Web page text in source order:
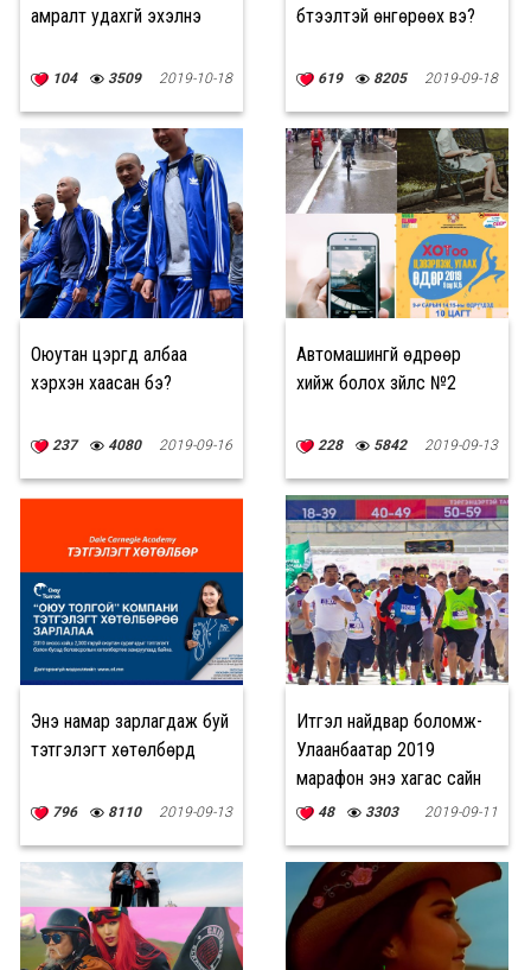
амралт удахгүй эхэлнэ
104 3509 2019-10-18
бүтээлтэй өнгөрөөх вэ?
619 8205 2019-09-18
Оюутан цэргүүд албаа
хэрхэн хаасан бэ?
237 4080 2019-09-16
Автомашингүй өдрөөр
хийж болох зүйлс №2
228 5842 2019-09-13
Энэ намар зарлагдаж буй
тэтгэлэгт хөтөлбөрүүд
796 8110 2019-09-13
Итгэл найдвар боломж-
Улаанбаатар 2019
марафон энэ хагас сайн
өдөр болно
48 3303 2019-09-11